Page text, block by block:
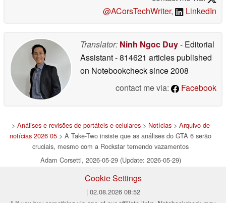
@ACorsTechWriter, LinkedIn
Translator: Ninh Ngoc Duy- Editorial
Assistant- 814621 articles published
on Notebookchecksince 2008
contact me via:
Facebook
> Análises e revisões de portáteis e celulares> Notícias> Arquivo de
notícias 2026 05 > A Take-Two insiste que as análises do GTA 6 serão
cruciais, mesmo com a Rockstar temendo vazamentos
Adam Corsetti, 2026-05-29 (Update: 2026-05-29)
Cookie Settings
| 02.08.2026 08:52